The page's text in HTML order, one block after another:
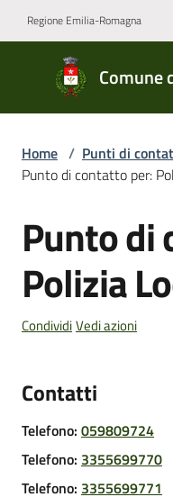
Regione Emilia-Romagna
Comune
Comune
di San
Prospero
Novità
Servizi
Prospero
Home / Punti di
Punto di contatto per:
Salta al contenuto
Punto di
Polizia
CondividiVedi azioni
Contatti
Telefono: 059809724
Telefono: 3355699770
Telefono: 3355699771